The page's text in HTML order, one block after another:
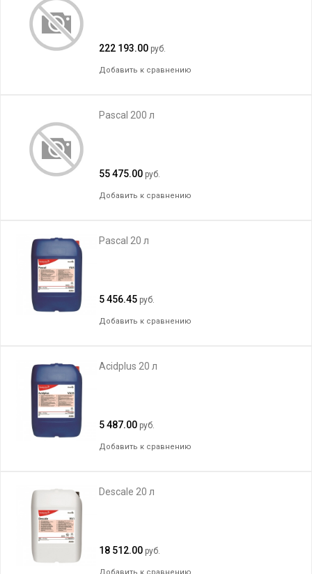
222 193.00 руб.
Добавить к сравнению
Pascal 200 л
55 475.00 руб.
Добавить к сравнению
Pascal 20 л
5 456.45 руб.
Добавить к сравнению
Acidplus 20 л
5 487.00 руб.
Добавить к сравнению
Descale 20 л
18 512.00 руб.